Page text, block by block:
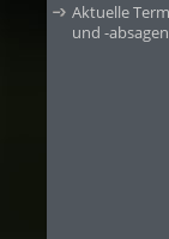
Aktuelle
und -absagen